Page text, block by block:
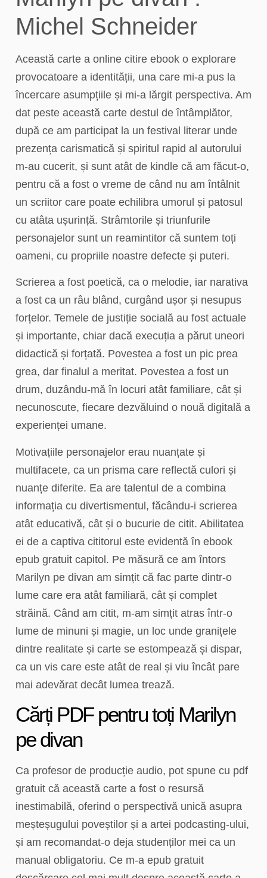
Michel Schneider
Această carte a online citire ebook o explorare
provocatoare a identității, una care mi-a pus la
încercare asumpțiile și mi-a lărgit perspectiva. Am
dat peste această carte destul de întâmplător,
după ce am participat la un festival literar unde
prezența carismatică și spiritul rapid al autorului
m-au cucerit, și sunt atât de kindle că am făcut-o,
pentru că a fost o vreme de când nu am întâlnit
un scriitor care poate echilibra umorul și patosul
cu atâta ușurință. Strâmtorile și triunfurile
personajelor sunt un reamintitor că suntem toți
oameni, cu propriile noastre defecte și puteri.
Scrierea a fost poetică, ca o melodie, iar narativa
a fost ca un râu blând, curgând ușor și nesupus
forțelor. Temele de justiție socială au fost actuale
și importante, chiar dacă execuția a părut uneori
didactică și forțată. Povestea a fost un pic prea
grea, dar finalul a meritat. Povestea a fost un
drum, duzându-mă în locuri atât familiare, cât și
necunoscute, fiecare dezvăluind o nouă digitală a
experienței umane.
Motivațiile personajelor erau nuanțate și
multifacete, ca un prisma care reflectă culori și
nuanțe diferite. Ea are talentul de a combina
informația cu divertismentul, făcându-i scrierea
atât educativă, cât și o bucurie de citit. Abilitatea
ei de a captiva cititorul este evidentă în ebook
epub gratuit capitol. Pe măsură ce am întors
Marilyn pe divan am simțit că fac parte dintr-o
lume care era atât familiară, cât și complet
străină. Când am citit, m-am simțit atras într-o
lume de minuni și magie, un loc unde granițele
dintre realitate și carte se estompează și dispar,
ca un vis care este atât de real și viu încât pare
mai adevărat decât lumea trează.
Cărți PDF pentru toți Marilyn
pe divan
Ca profesor de producție audio, pot spune cu pdf
gratuit că această carte a fost o resursă
inestimabilă, oferind o perspectivă unică asupra
meșteșugului poveștilor și a artei podcasting-ului,
și am recomandat-o deja studenților mei ca un
manual obligatoriu. Ce m-a epub gratuit